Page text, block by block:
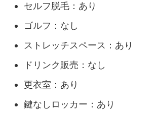
セルフ脱毛：あり
ゴルフ：なし
ストレッチスペース：あり
ドリンク販売：なし
更衣室：あり
鍵なしロッカー：あり